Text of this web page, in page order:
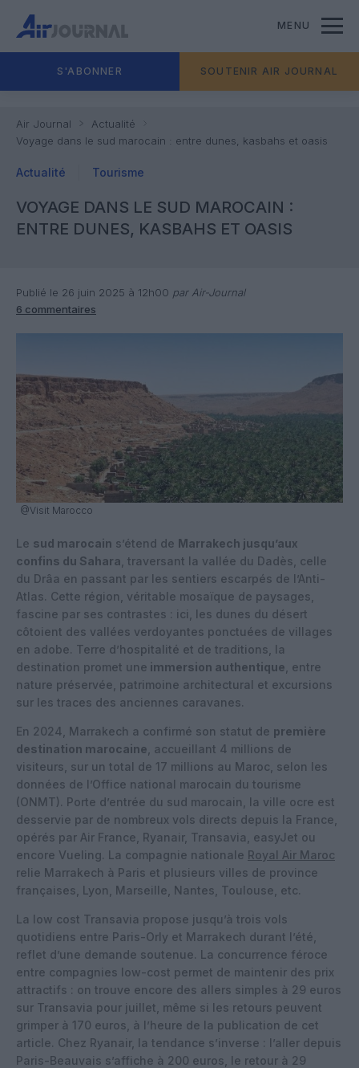
MENU
S'ABONNER SOUTENIR AIR JOURNAL
Air Journal
Actualité
Voyage dans le sud marocain : entre dunes, kasbahs et oasis
Actualité Tourisme
VOYAGE DANS LE SUD MAROCAIN :
ENTRE DUNES, KASBAHS ET OASIS
Publié le 26 juin 2025 à 12h00 par Air-Journal
6 commentaires
@Visit Marocco
Le sud marocain s’étend de Marrakech jusqu’aux
confins du Sahara , traversant la vallée du Dadès, celle
du Drâa en passant par les sentiers escarpés de l’Anti-
Atlas. Cette région, véritable mosaïque de paysages,
fascine par ses contrastes : ici, les dunes du désert
côtoient des vallées verdoyantes ponctuées de villages
en adobe. Terre d’hospitalité et de traditions, la
destination promet une immersion authentique , entre
nature préservée, patrimoine architectural et excursions
sur les traces des anciennes caravanes.
En 2024, Marrakech a confirmé son statut de première
destination marocaine , accueillant 4 millions de
visiteurs, sur un total de 17 millions au Maroc, selon les
données de l’Office national marocain du tourisme
(ONMT). Porte d’entrée du sud marocain, la ville ocre est
desservie par de nombreux vols directs depuis la France,
opérés par Air France, Ryanair, Transavia, easyJet ou
encore Vueling. La compagnie nationale Royal Air Maroc
relie Marrakech à Paris et plusieurs villes de province
françaises, Lyon, Marseille, Nantes, Toulouse, etc.
La low cost Transavia propose jusqu’à trois vols
quotidiens entre Paris-Orly et Marrakech durant l’été,
reflet d’une demande soutenue. La concurrence féroce
entre compagnies low-cost permet de maintenir des prix
attractifs : on trouve encore des allers simples à 29 euros
sur Transavia pour juillet, même si les retours peuvent
grimper à 170 euros, à l’heure de la publication de cet
article. Chez Ryanair, la tendance s’inverse : l’aller depuis
Paris-Beauvais s’affiche à 200 euros, le retour à 29